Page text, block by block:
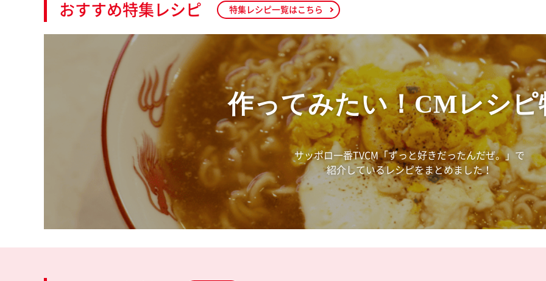
おすすめ特集レシピ 特集レシピ一覧はこちら
作ってみたい！CMレシピ
サッポロ一番TVCM「ずっと好きだったんだぜ。」で
紹介しているレシピをまとめました！